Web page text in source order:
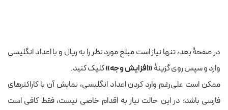
در صفحۀ بعد، تنها نیاز است مبلغ مورد نظر را به ریال و با اعداد انگلیسی
وارد و سپس روی گزینۀ«افزایش وجه»کلیک کنید.
ممکن است علی‌رغم وارد کردن اعداد انگلیسی، نمایش آن با کاراکترهای
فارسی باشد؛ در این حالت نیاز به اقدام خاصی نیست، فقط کافی است